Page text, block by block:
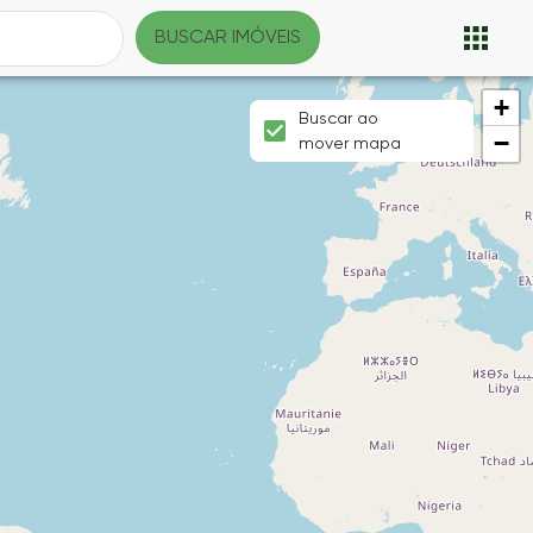
BUSCAR IMÓVEIS
+
−
Buscar ao
mover mapa